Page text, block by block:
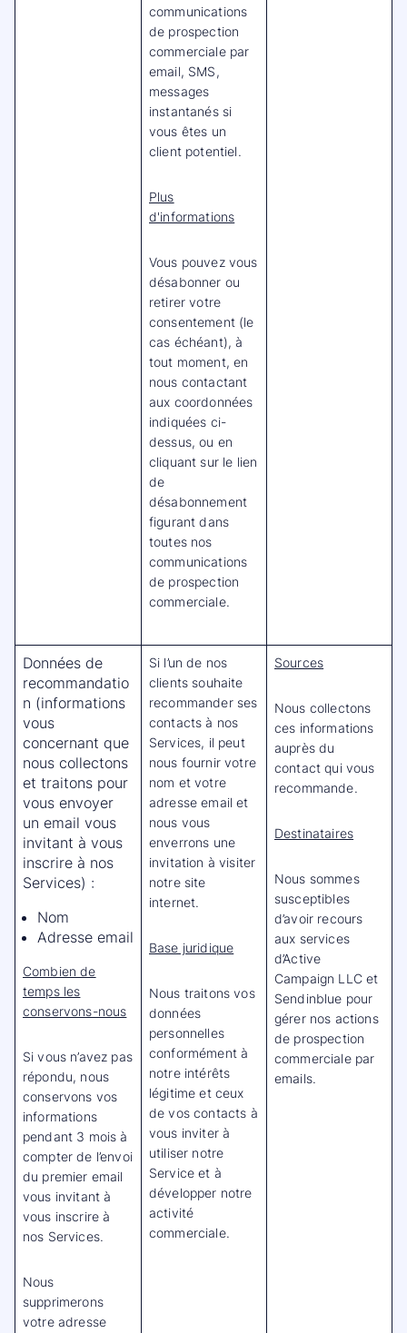
communications
de prospection
commerciale par
email, SMS,
messages
instantanés si
vous êtes un
client potentiel.
Plus
d'informations
Vous pouvez vous
désabonner ou
retirer votre
consentement (le
cas échéant), à
tout moment, en
nous contactant
aux coordonnées
indiquées ci-
dessus, ou en
cliquant sur le lien
de
désabonnement
figurant dans
toutes nos
communications
de prospection
commerciale.
Données de
recommandatio
n (informations
vous
concernant que
nous collectons
et traitons pour
vous envoyer
un email vous
invitant à vous
inscrire à nos
Services) :
Nom
Adresse email
Combien de
temps les
conservons-nous
Si vous n’avez pas
répondu, nous
conservons vos
informations
pendant 3 mois à
compter de l’envoi
du premier email
vous invitant à
vous inscrire à
nos Services.
Nous
supprimerons
votre adresse
Si l’un de nos
clients souhaite
recommander ses
contacts à nos
Services, il peut
nous fournir votre
nom et votre
adresse email et
nous vous
enverrons une
invitation à visiter
notre site
internet.
Base juridique
Nous traitons vos
données
personnelles
conformément à
notre intérêts
légitime et ceux
de vos contacts à
vous inviter à
utiliser notre
Service et à
développer notre
activité
commerciale.
Sources
Nous collectons
ces informations
auprès du
contact qui vous
recommande.
Destinataires
Nous sommes
susceptibles
d’avoir recours
aux services
d’Active
Campaign LLC et
Sendinblue pour
gérer nos actions
de prospection
commerciale par
emails.